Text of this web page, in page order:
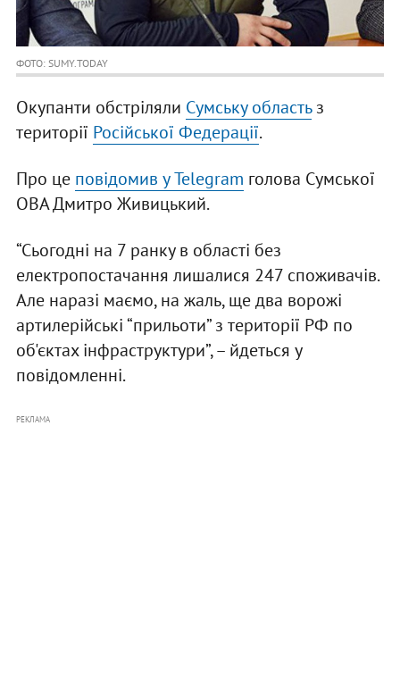
ФОТО: SUMY.TODAY
Окупанти обстріляли Сумську областьз
території Російської Федерації.
Про це повідомив у Telegram голова Сумської
ОВА Дмитро Живицький.
“Сьогодні на 7 ранку в області без
електропостачання лишалися 247 споживачів.
Але наразі маємо, на жаль, ще два ворожі
артилерійські “прильоти” з території РФ по
об'єктах інфраструктури”, – йдеться у
повідомленні.
РЕКЛАМА